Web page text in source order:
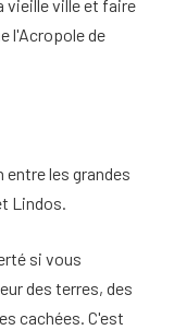
vieille ville et faire
l'Acropole de
les grandes
Lindos.
si vous
des terres, des
cachées. C'est